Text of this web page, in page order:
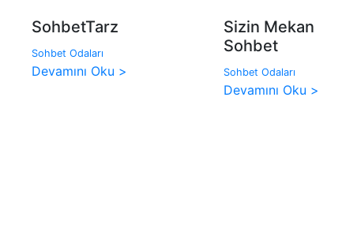
SohbetTarz
Sohbet Odaları
Devamını Oku >
Sizin Mekan
Sohbet
Sohbet Odaları
Devamını Oku >